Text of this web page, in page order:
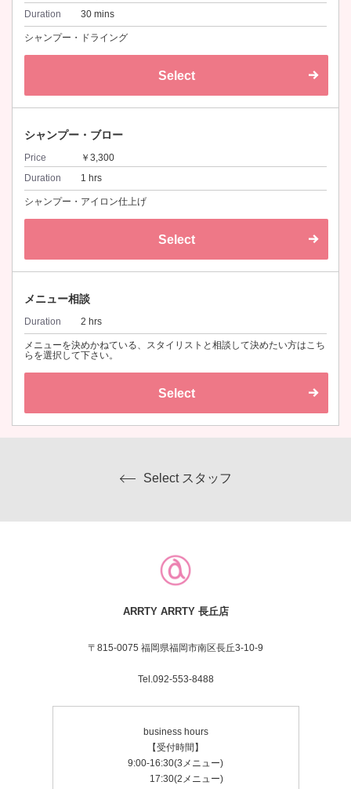
Duration
30 mins
シャンプー・ドライング
Select
シャンプー・ブロー
Price
￥3,300
Duration
1 hrs
シャンプー・アイロン仕上げ
Select
メニュー相談
Duration 2 hrs
メニューを決めかねている、スタイリストと相談して決めたい方はこち
らを選択して下さい。
Select
Select スタッフ
ARRTY ARRTY 長丘店
〒815-0075 福岡県福岡市南区長丘3-10-9
Tel.092-553-8488
business hours
【受付時間】
9:00-16:30(3メニュー)
17:30(2メニュー)